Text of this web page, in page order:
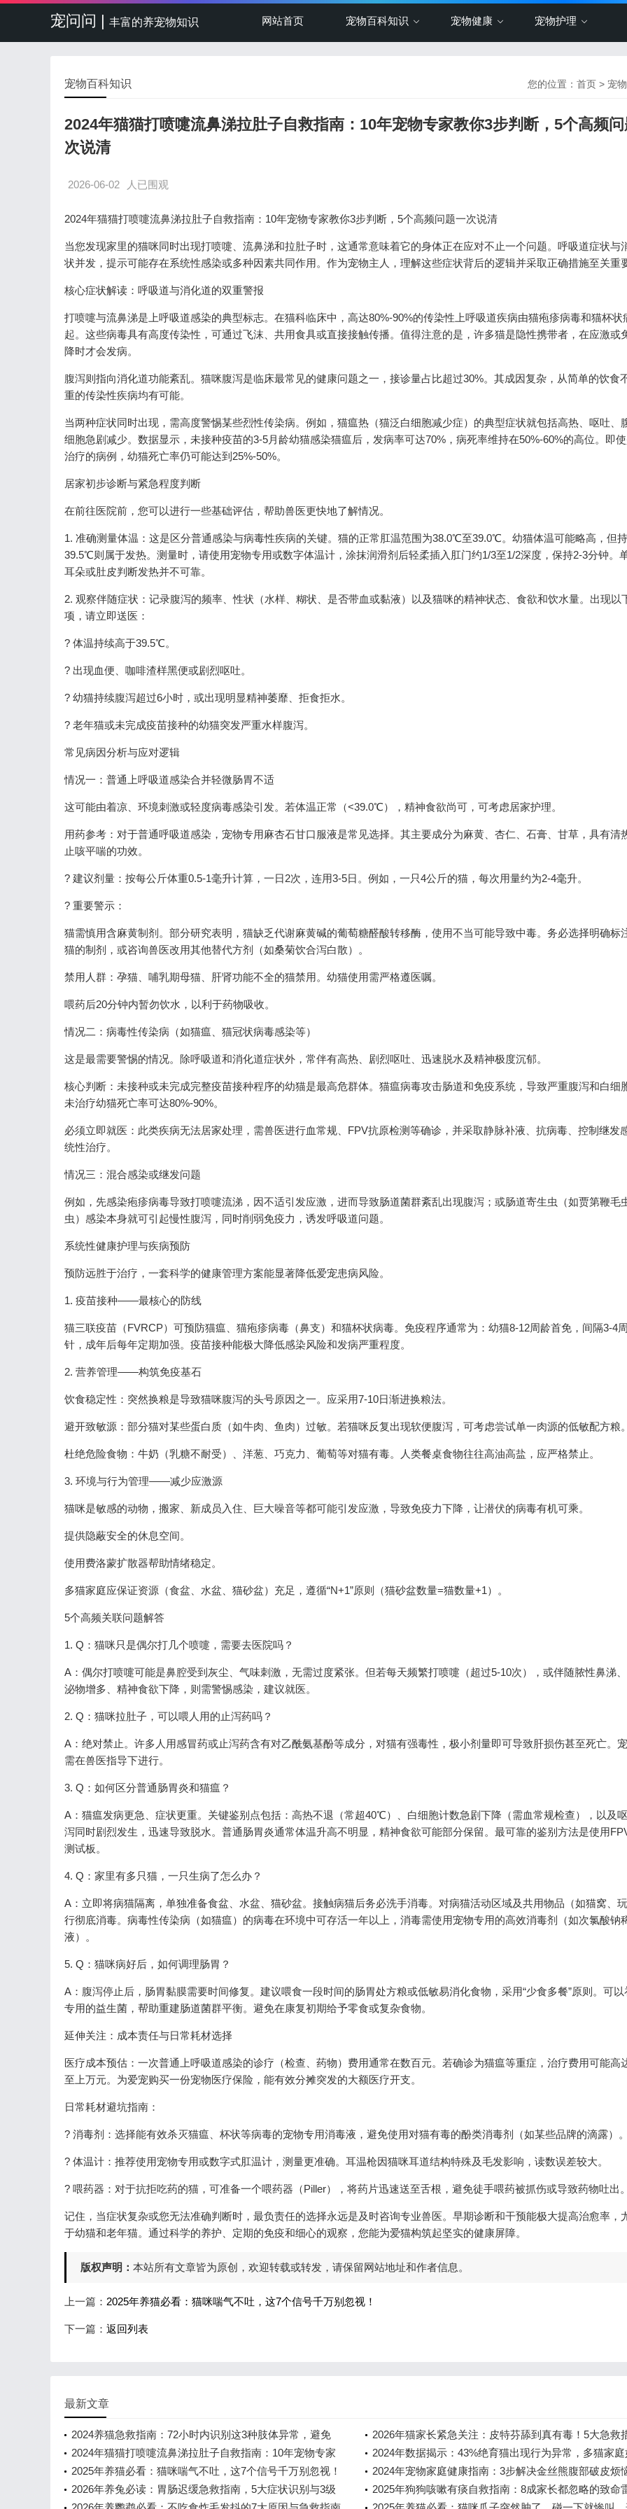
宠问问 | 丰富的养宠物知识 网站首页 宠物百科知识 宠物健康 宠物护理
您的位置： 首页 > 宠
宠物百科知识
2024年猫猫打喷嚏流鼻涕拉肚子自救指南：10年宠物专家教你3步判断，5个高频
次说清
2026-06-02 人已围观
2024年猫猫打喷嚏流鼻涕拉肚子自救指南：10年宠物专家教你3步判断，5个高频问题一次说清
当您发现家里的猫咪同时出现打喷嚏、流鼻涕和拉肚子时，这通常意味着它的身体正在应对不止一个问题。呼吸道症状与
状并发，提示可能存在系统性感染或多种因素共同作用。作为宠物主人，理解这些症状背后的逻辑并采取正确措施至关重
核心症状解读：呼吸道与消化道的双重警报
打喷嚏与流鼻涕是上呼吸道感染的典型标志。在猫科临床中，高达80%-90%的传染性上呼吸道疾病由猫疱疹病毒和猫杯状
起。这些病毒具有高度传染性，可通过飞沫、共用食具或直接接触传播。值得注意的是，许多猫是隐性携带者，在应激或
降时才会发病。
腹泻则指向消化道功能紊乱。猫咪腹泻是临床最常见的健康问题之一，接诊量占比超过30%。其成因复杂，从简单的饮食
重的传染性疾病均有可能。
当两种症状同时出现，需高度警惕某些烈性传染病。例如，猫瘟热（猫泛白细胞减少症）的典型症状就包括高热、呕吐、
细胞急剧减少。数据显示，未接种疫苗的3-5月龄幼猫感染猫瘟后，发病率可达70%，病死率维持在50%-60%的高位。即
治疗的病例，幼猫死亡率仍可能达到25%-50%。
居家初步诊断与紧急程度判断
在前往医院前，您可以进行一些基础评估，帮助兽医更快地了解情况。
1. 准确测量体温：这是区分普通感染与病毒性疾病的关键。猫的正常肛温范围为38.0℃至39.0℃。幼猫体温可能略高，但
39.5℃则属于发热。测量时，请使用宠物专用或数字体温计，涂抹润滑剂后轻柔插入肛门约1/3至1/2深度，保持2-3分钟。
耳朵或肚皮判断发热并不可靠。
2. 观察伴随症状：记录腹泻的频率、性状（水样、糊状、是否带血或黏液）以及猫咪的精神状态、食欲和饮水量。出现以
项，请立即送医：
? 体温持续高于39.5℃。
? 出现血便、咖啡渣样黑便或剧烈呕吐。
? 幼猫持续腹泻超过6小时，或出现明显精神萎靡、拒食拒水。
? 老年猫或未完成疫苗接种的幼猫突发严重水样腹泻。
常见病因分析与应对逻辑
情况一：普通上呼吸道感染合并轻微肠胃不适
这可能由着凉、环境刺激或轻度病毒感染引发。若体温正常（<39.0℃），精神食欲尚可，可考虑居家护理。
用药参考：对于普通呼吸道感染，宠物专用麻杏石甘口服液是常见选择。其主要成分为麻黄、杏仁、石膏、甘草，具有清
止咳平喘的功效。
? 建议剂量：按每公斤体重0.5-1毫升计算，一日2次，连用3-5日。例如，一只4公斤的猫，每次用量约为2-4毫升。
? 重要警示：
猫需慎用含麻黄制剂。部分研究表明，猫缺乏代谢麻黄碱的葡萄糖醛酸转移酶，使用不当可能导致中毒。务必选择明确标
猫的制剂，或咨询兽医改用其他替代方剂（如桑菊饮合泻白散）。
禁用人群：孕猫、哺乳期母猫、肝肾功能不全的猫禁用。幼猫使用需严格遵医嘱。
喂药后20分钟内暂勿饮水，以利于药物吸收。
情况二：病毒性传染病（如猫瘟、猫冠状病毒感染等）
这是最需要警惕的情况。除呼吸道和消化道症状外，常伴有高热、剧烈呕吐、迅速脱水及精神极度沉郁。
核心判断：未接种或未完成完整疫苗接种程序的幼猫是最高危群体。猫瘟病毒攻击肠道和免疫系统，导致严重腹泻和白细
未治疗幼猫死亡率可达80%-90%。
必须立即就医：此类疾病无法居家处理，需兽医进行血常规、FPV抗原检测等确诊，并采取静脉补液、抗病毒、控制继发
统性治疗。
情况三：混合感染或继发问题
例如，先感染疱疹病毒导致打喷嚏流涕，因不适引发应激，进而导致肠道菌群紊乱出现腹泻；或肠道寄生虫（如贾第鞭毛
虫）感染本身就可引起慢性腹泻，同时削弱免疫力，诱发呼吸道问题。
系统性健康护理与疾病预防
预防远胜于治疗，一套科学的健康管理方案能显著降低爱宠患病风险。
1. 疫苗接种——最核心的防线
猫三联疫苗（FVRCP）可预防猫瘟、猫疱疹病毒（鼻支）和猫杯状病毒。免疫程序通常为：幼猫8-12周龄首免，间隔3-4
针，成年后每年定期加强。疫苗接种能极大降低感染风险和发病严重程度。
2. 营养管理——构筑免疫基石
饮食稳定性：突然换粮是导致猫咪腹泻的头号原因之一。应采用7-10日渐进换粮法。
避开致敏源：部分猫对某些蛋白质（如牛肉、鱼肉）过敏。若猫咪反复出现软便腹泻，可考虑尝试单一肉源的低敏配方粮。
杜绝危险食物：牛奶（乳糖不耐受）、洋葱、巧克力、葡萄等对猫有毒。人类餐桌食物往往高油高盐，应严格禁止。
3. 环境与行为管理——减少应激源
猫咪是敏感的动物，搬家、新成员入住、巨大噪音等都可能引发应激，导致免疫力下降，让潜伏的病毒有机可乘。
提供隐蔽安全的休息空间。
使用费洛蒙扩散器帮助情绪稳定。
多猫家庭应保证资源（食盆、水盆、猫砂盆）充足，遵循“N+1”原则（猫砂盆数量=猫数量+1）。
5个高频关联问题解答
1. Q：猫咪只是偶尔打几个喷嚏，需要去医院吗？
A：偶尔打喷嚏可能是鼻腔受到灰尘、气味刺激，无需过度紧张。但若每天频繁打喷嚏（超过5-10次），或伴随脓性鼻涕
泌物增多、精神食欲下降，则需警惕感染，建议就医。
2. Q：猫咪拉肚子，可以喂人用的止泻药吗？
A：绝对禁止。许多人用感冒药或止泻药含有对乙酰氨基酚等成分，对猫有强毒性，极小剂量即可导致肝损伤甚至死亡。
需在兽医指导下进行。
3. Q：如何区分普通肠胃炎和猫瘟？
A：猫瘟发病更急、症状更重。关键鉴别点包括：高热不退（常超40℃）、白细胞计数急剧下降（需血常规检查），以及
泻同时剧烈发生，迅速导致脱水。普通肠胃炎通常体温升高不明显，精神食欲可能部分保留。最可靠的鉴别方法是使用
测试板。
4. Q：家里有多只猫，一只生病了怎么办？
A：立即将病猫隔离，单独准备食盆、水盆、猫砂盆。接触病猫后务必洗手消毒。对病猫活动区域及共用物品（如猫窝、
行彻底消毒。病毒性传染病（如猫瘟）的病毒在环境中可存活一年以上，消毒需使用宠物专用的高效消毒剂（如次氯酸钠
液）。
5. Q：猫咪病好后，如何调理肠胃？
A：腹泻停止后，肠胃黏膜需要时间修复。建议喂食一段时间的肠胃处方粮或低敏易消化食物，采用“少食多餐”原则。可以
专用的益生菌，帮助重建肠道菌群平衡。避免在康复初期给予零食或复杂食物。
延伸关注：成本责任与日常耗材选择
医疗成本预估：一次普通上呼吸道感染的诊疗（检查、药物）费用通常在数百元。若确诊为猫瘟等重症，治疗费用可能高
至上万元。为爱宠购买一份宠物医疗保险，能有效分摊突发的大额医疗开支。
日常耗材避坑指南：
? 消毒剂：选择能有效杀灭猫瘟、杯状等病毒的宠物专用消毒液，避免使用对猫有毒的酚类消毒剂（如某些品牌的滴露）。
? 体温计：推荐使用宠物专用或数字式肛温计，测量更准确。耳温枪因猫咪耳道结构特殊及毛发影响，读数误差较大。
? 喂药器：对于抗拒吃药的猫，可准备一个喂药器（Piller），将药片迅速送至舌根，避免徒手喂药被抓伤或导致药物吐出。
记住，当症状复杂或您无法准确判断时，最负责任的选择永远是及时咨询专业兽医。早期诊断和干预能极大提高治愈率，
于幼猫和老年猫。通过科学的养护、定期的免疫和细心的观察，您能为爱猫构筑起坚实的健康屏障。
版权声明： 本站所有文章皆为原创，欢迎转载或转发，请保留网站地址和作者信息。
上一篇： 2025年养猫必看：猫咪喘气不吐，这7个信号千万别忽视！
下一篇： 返回列表
最新文章
2024养猫急救指南：72小时内识别这3种肢体异常，避免
90%的后遗症风险
2026年猫家长紧急关注：皮特芬舔到真有毒！5大急救
和3个预防关键
2024年猫猫打喷嚏流鼻涕拉肚子自救指南：10年宠物专家
教你3步判断，5个高频问题
2024年数据揭示：43%绝育猫出现行为异常，多猫家庭
何应对“气味战争”？
2025年养猫必看：猫咪喘气不吐，这7个信号千万别忽视！
2024年宠物家庭健康指南：3步解决金丝熊腹部破皮烦
2026年养兔必读：胃肠迟缓急救指南，5大症状识别与3级
2025年狗狗咳嗽有痰自救指南：8成家长都忽略的致命